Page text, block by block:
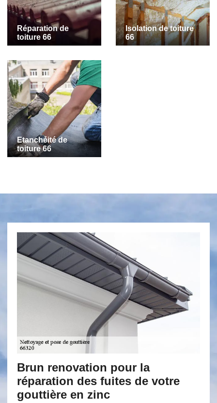
Réparation de
toiture 66
Isolation de toiture
66
Etanchéité de
toiture 66
la
de votre
Différents accessoires
votre gouttière
Afin de faciliter le nettoyage de votre